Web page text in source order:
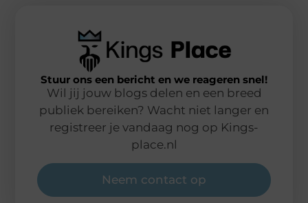
Stuur ons een bericht en we reageren snel!
Wil jij jouw blogs delen en een breed
publiek bereiken? Wacht niet langer en
registreer je vandaag nog op Kings-
place.nl
Neem contact op